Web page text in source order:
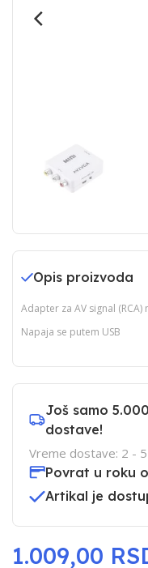
Opis proizvoda
Adapter za AV signal (RCA)
Napaja se putem USB
Još samo
dostave!
Vreme dostave: 2 -
Povrat u roku
Artikal je
1.009,00